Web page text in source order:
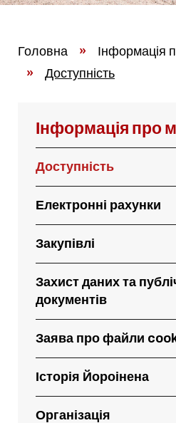
Головна »
Інформація
»
Доступність
Інформація про
Доступність
Електронні рахунки
Закупівлі
Захист даних та
документів
Заява про файли
Історія Йороінена
Організація